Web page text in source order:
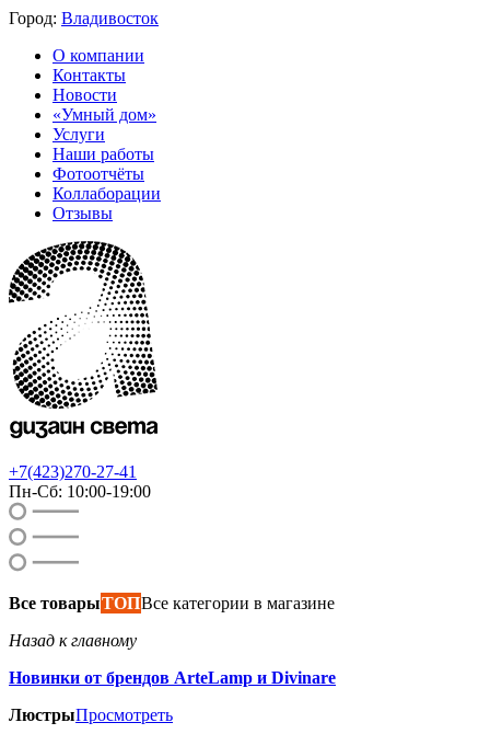
Город: Владивосток
О компании
Контакты
Новости
«Умный дом»
Услуги
Наши работы
Фотоотчёты
Коллаборации
Отзывы
+7(423)270-27-41
Пн-Сб: 10:00-19:00
Все товарыТОПВсе категории в магазине
Назад к главному
Новинки от брендов ArteLamp и Divinare
ЛюстрыПросмотреть